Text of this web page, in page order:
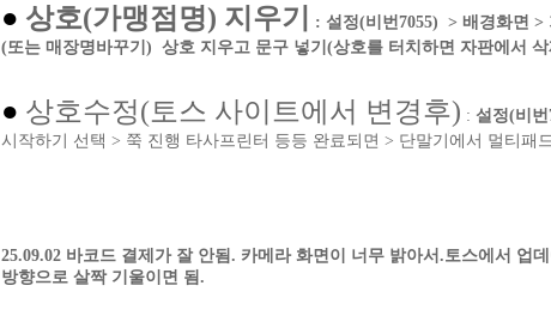
● 상호(가맹점명) 지우기
: 설정(비번7055) > 배경화면 >
(또는 매장명바꾸기) 상호 지우고 문구 넣기(상호를 터치하면 자판에서
● 상호수정(토스 사이트에서 변경후) : 설정(비번
시작하기 선택 > 쭉 진행 타사프린터 등등 완료되면 > 단말기에서 멀티패
25.09.02 바코드 결제가 잘 안됨. 카메라 화면이 너무 밝아서.토스에서 업
방향으로 살짝 기울이면 됨.